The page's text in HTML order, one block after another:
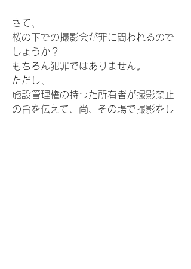
さて、
桜の下での撮影会が罪に問われるので
しょうか？
もちろん犯罪ではありません。
ただし、
施設管理権の持った所有者が撮影禁止
の旨を伝えて、尚、その場で撮影をし